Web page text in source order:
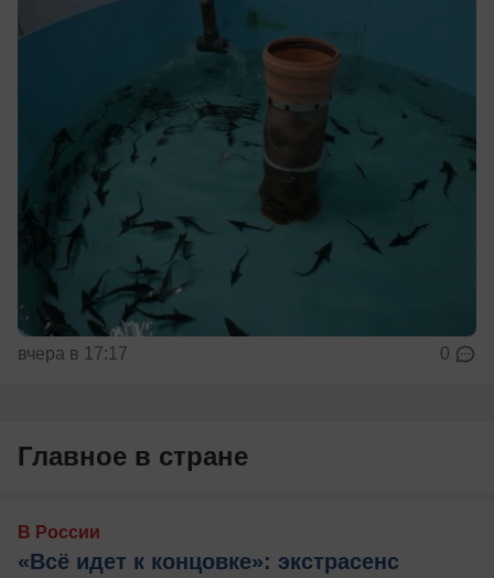
вчера в 17:17 0
Главное в стране
В России
«Всё идет к концовке»: экстрасенс